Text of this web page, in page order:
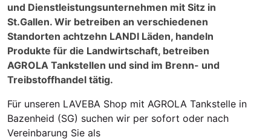
und Dienstleistungsunternehmen mit Sitz in
St.Gallen. Wir betreiben an verschiedenen
Standorten achtzehn LANDI Läden, handeln
Produkte für die Landwirtschaft, betreiben
AGROLA Tankstellen und sind im Brenn- und
Treibstoffhandel tätig.
Für unseren LAVEBA Shop mit AGROLA Tankstelle in
Bazenheid (SG) suchen wir per sofort oder nach
Vereinbarung Sie als